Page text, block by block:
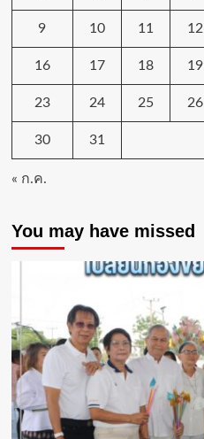
9 10 11 12
16 17 18 19
23 24 25 26
30 31
« ก.ค.
You may have missed